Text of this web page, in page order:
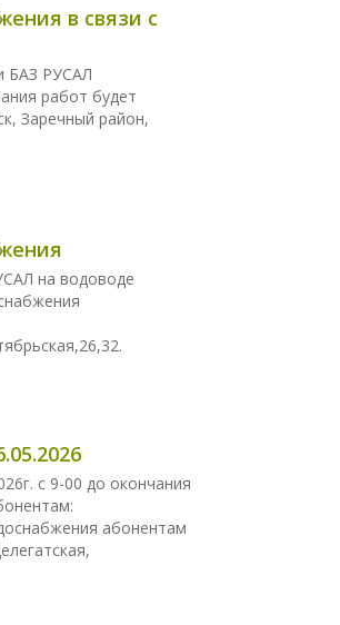
в связи с
БАЗ РУСАЛ
работ будет
Заречный район,
на водоводе
с 9-00 до окончания
абонентам